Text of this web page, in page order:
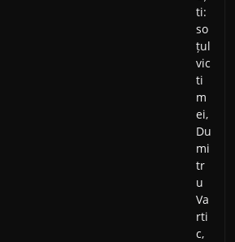
ti:
so
țul
vic
ti
m
ei,
Du
mi
tr
u
Va
rti
c,